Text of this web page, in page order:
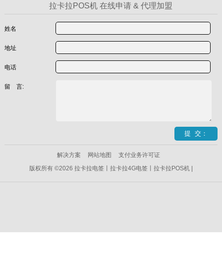
拉卡拉POS机 在线申请 & 代理加盟
姓名
地址
电话
留 言:
解决方案 网站地图
支付业务许可证
版权所有 ©2026 拉卡拉电签丨拉卡拉4G电签丨拉卡拉POS机 |